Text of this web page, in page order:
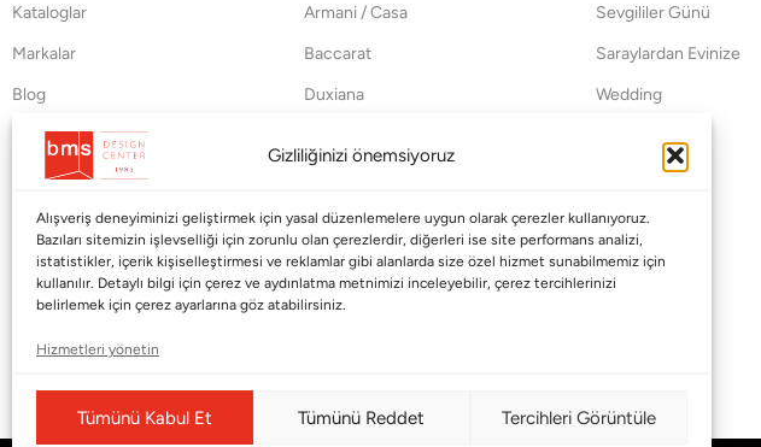
Gizliliğinizi önemsiyoruz
Alışveriş deneyiminizi geliştirmek için yasal düzenlemelere uygun olarak çerezler kullanıyoruz.
Bazıları sitemizin işlevselliği için zorunlu olan çerezlerdir, diğerleri ise site performans analizi,
istatistikler, içerik kişiselleştirmesi ve reklamlar gibi alanlarda size özel hizmet sunabilmemiz için
kullanılır. Detaylı bilgi için çerez ve aydınlatma metnimizi inceleyebilir, çerez tercihlerinizi
belirlemek için çerez ayarlarına göz atabilirsiniz.
Hizmetleri yönetin
Tümünü Kabul Et Tümünü Reddet Tercihleri Görüntüle
Kataloglar
Markalar
Blog
Hakkımızda
İletişim
Armani / Casa
Baccarat
Duxiana
Sevgililer Günü
Saraylardan Evinize
Wedding
Yat